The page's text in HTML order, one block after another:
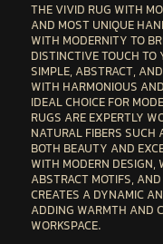
THEVIVID RUG WITH
AND MOST UNIQUE
WITH MODERNITY TO
DISTINCTIVE TOUCH TO
SIMPLE, ABSTRACT,
WITH HARMONIOUS
IDEAL CHOICE FOR
RUGS AREEXPERTLY
NATURAL FIBERSSUCH
BOTH BEAUTY AND
WITH MODERN DESIGN,
ABSTRACT MOTIFS,
CREATES A DYNAMIC
ADDING WARMTH AND
WORKSPACE.